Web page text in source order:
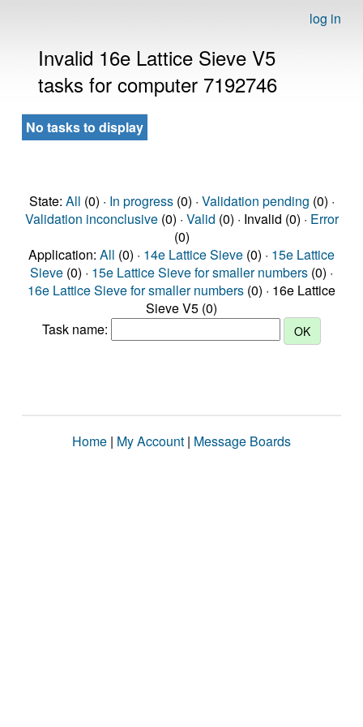
log in
Invalid 16e Lattice Sieve V5
tasks for computer 7192746
No tasks to display
State: All (0) · In progress(0) · Validation pending (0) ·
Validation inconclusive(0) · Valid (0) · Invalid (0) · Error
(0)
Application: All (0) · 14e Lattice Sieve (0) · 15e Lattice
Sieve (0) · 15e Lattice Sieve for smaller numbers (0) ·
16e Lattice Sieve for smaller numbers (0) · 16e Lattice
Sieve V5 (0)
Task name:
Home | My Account | Message Boards